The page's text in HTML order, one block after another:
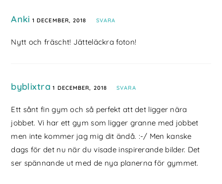
Anki 1 DECEMBER, 2018 SVARA
Nytt och fräscht! Jätteläckra foton!
byblixtra 1 DECEMBER, 2018 SVARA
Ett sånt fin gym och så perfekt att det ligger nära
jobbet. Vi har ett gym som ligger granne med jobbet
men inte kommer jag mig dit ändå. :-/ Men kanske
dags för det nu när du visade inspirerande bilder. Det
ser spännande ut med de nya planerna för gymmet.